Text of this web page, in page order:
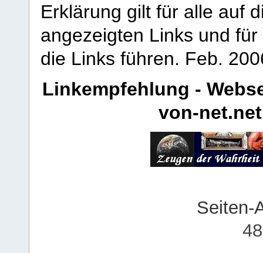
Erklärung gilt für alle auf
angezeigten Links und
die Links führen. Feb.
Linkempfehlung -
von-net.net
Seiten-